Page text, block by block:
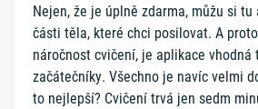
Nejen, že je úplně zdarma, můžu si
části těla, které chci posilovat. A
náročnost cvičení, je aplikace vhodná
začátečníky. Všechno je navíc velmi
to nejlepší? Cvičení trvá jen sedm